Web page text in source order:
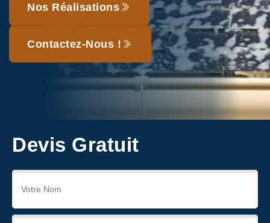
Nos Réalisations
Contactez-Nous !
Devis Gratuit